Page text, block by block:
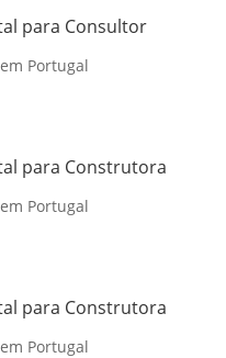
para Consultor
Portugal
para Construtora
Portugal
para Construtora
Portugal